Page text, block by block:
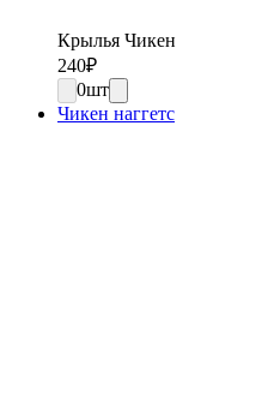
Крылья Чикен
240₽
0шт
Чикен наггетс